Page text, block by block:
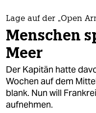
themen
politik
öko
gesellschaft
kultur
Lage auf der „Open
Menschen
Meer
Der Kapitän hatte
Wochen auf dem
blank. Nun will
aufnehmen.